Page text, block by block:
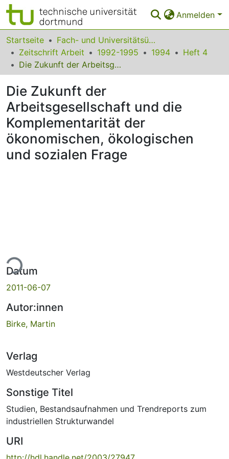
Anmelden
Bereiche & Sammlungen
Das gesamte Repositorium
FAQ
Leitlinien
Zurück zur Startseite
Startseite
Fach- und Universitätsübergreifendes
Zeitschrift Arbeit
1992-1995 1994
Heft 4
Die Zukunft der Arbeitsgesellschaft und die Komplementarität der ökonomischen, ökologischen und sozialen Frage
Die Zukunft der
Arbeitsgesellschaft und die
Komplementarität der
ökonomischen, ökologischen
und sozialen Frage
Datum
2011-06-07
Autor:innen
Birke, Martin
Verlag
Westdeutscher Verlag
Sonstige Titel
Studien, Bestandsaufnahmen und Trendreports zum
industriellen Strukturwandel
URI